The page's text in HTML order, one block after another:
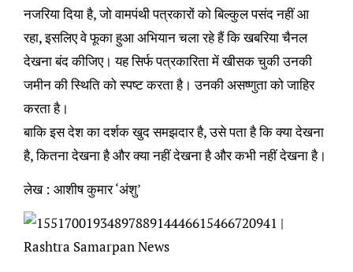
नजरिया दिया है, जो वामपंथी पत्रकारों को बिल्कुल पसंद नहीं आ
रहा, इसलिए वे फूका हुआ अभियान चला रहे हैं कि खबरिया चैनल
देखना बंद कीजिए। यह सिर्फ पत्रकारिता में खीसक चुकी उनकी
जमीन की स्थिति को स्पष्ट करता है। उनकी असष्णुता को जाहिर
करता है।
बाकि इस देश का दर्शक खुद समझदार है, उसे पता है कि क्या देखना
है, कितना देखना है और क्या नहीं देखना है और कभी नहीं देखना है।
लेख : आशीष कुमार ‘अंशु’